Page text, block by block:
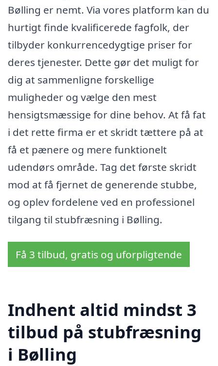
Bølling er nemt. Via vores platform kan du
hurtigt finde kvalificerede fagfolk, der
tilbyder konkurrencedygtige priser for
deres tjenester. Dette gør det muligt for
dig at sammenligne forskellige
muligheder og vælge den mest
hensigtsmæssige for dine behov. At få fat
i det rette firma er et skridt tættere på at
få et pænere og mere funktionelt
udendørs område. Tag det første skridt
mod at få fjernet de generende stubbe,
og oplev fordelene ved en professionel
tilgang til stubfræsning i Bølling.
Få 3 tilbud, gratis og uforpligtende
Indhent altid mindst 3
tilbud på stubfræsning
i Bølling